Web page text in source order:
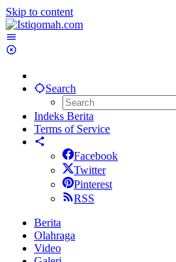
Skip to content
Search
Indeks Berita
Terms of Service
Facebook
Twitter
Pinterest
RSS
Berita
Olahraga
Video